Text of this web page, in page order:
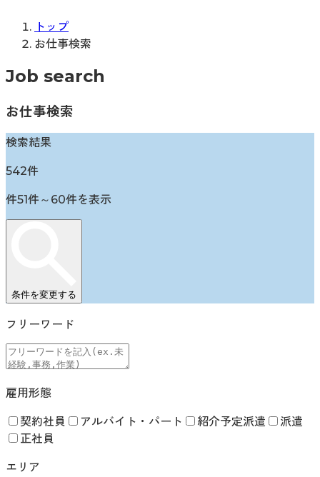
トップ
お仕事検索
Job search
お仕事検索
検索結果
542件
件51件～ 60件を表示
条件を変更する
フリーワード
雇用形態
契約社員 アルバイト・パート 紹介予定派遣
派遣
正社員
エリア